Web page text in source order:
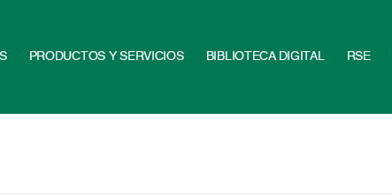
PRODUCTOS Y SERVICIOS BIBLIOTECA DIGITAL RSE